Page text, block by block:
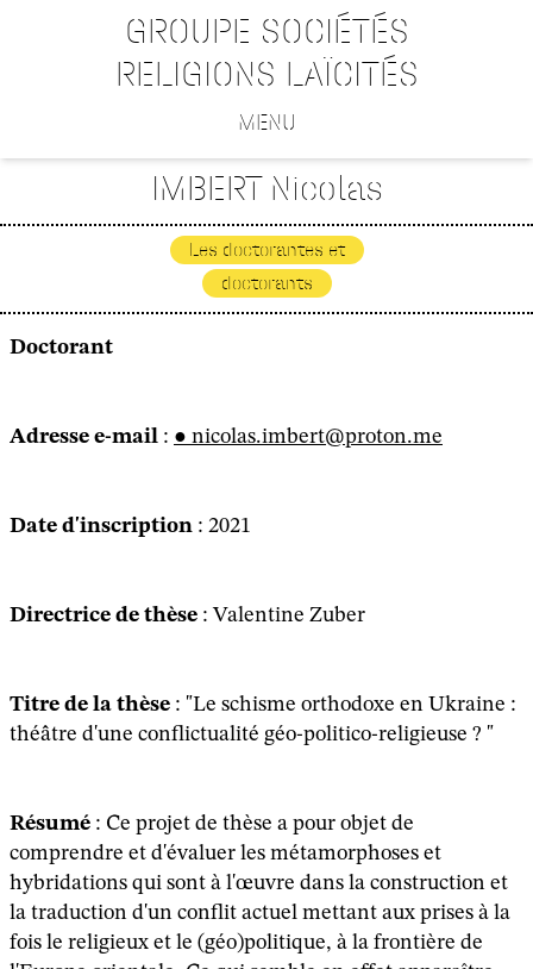
GROUPE SOCIÉTÉS
RELIGIONS LAÏCITÉS
MENU
IMBERT Nicolas
Les doctorantes et
doctorants
Doctorant
Adresse e-mail : nicolas.imbert@proton.me
Date d'inscription : 2021
Directrice de thèse : Valentine Zuber
Titre de la thèse : "Le schisme orthodoxe en Ukraine :
théâtre d'une conflictualité géo-politico-religieuse ? "
Résumé : Ce projet de thèse a pour objet de
comprendre et d'évaluer les métamorphoses et
hybridations qui sont à l'œuvre dans la construction et
la traduction d'un conflit actuel mettant aux prises à la
fois le religieux et le (géo)politique, à la frontière de